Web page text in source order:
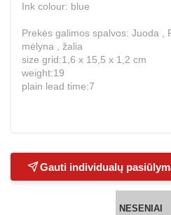
Ink colour: blue
Prekės galimos spalvos: Juoda ,
mėlyna , žalia
size grid:1,6 x 15,5 x 1,2 cm
weight:19
plain lead time:7
Gauti individualų
NESENIAI